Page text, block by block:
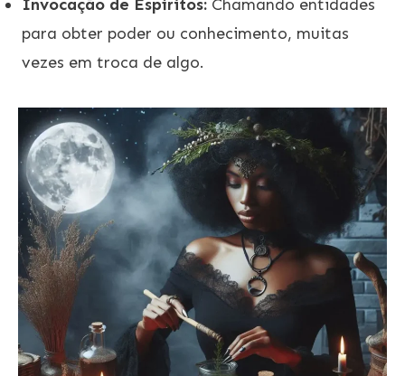
Invocação de Espíritos: Chamando entidades
para obter poder ou conhecimento, muitas
vezes em troca de algo.